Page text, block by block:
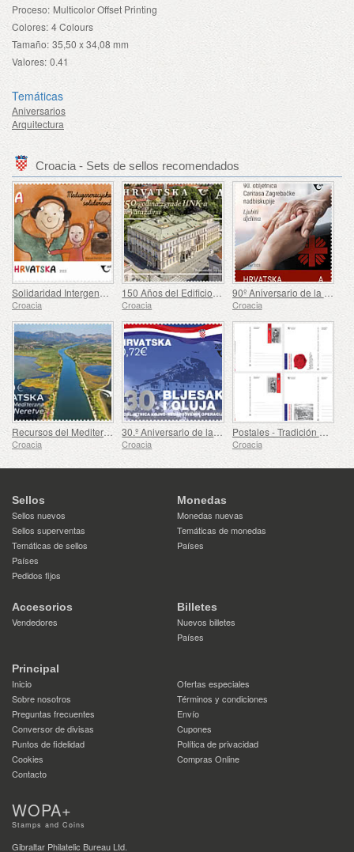
Proceso: Multicolor Offset Printing
Colores: 4 Colours
Tamaño: 35,50 x 34,08 mm
Valores: 0.41
Temáticas
Aniversarios
Arquitectura
Croacia - Sets de sellos recomendados
Solidaridad Intergeneracional (C)
Croacia
150 Años del Edificio del Teatro Nacional de Croacia en Varazdin
Croacia
90º Aniversario de la Creación de Cáritas de la Arquidiócesis de Zagreb (C)
Croacia
Recursos del Mediterráneo - El Delta del Neretva (C)
Croacia
30.º Aniversario de las Operaciones Militares y Policiales Flash and Storm (C)
Croacia
Postales - Tradición Militar Croata
Croacia
Sellos
Sellos nuevos
Sellos superventas
Temáticas de sellos
Países
Pedidos fijos
Monedas
Monedas nuevas
Temáticas de monedas
Países
Accesorios
Vendedores
Billetes
Nuevos billetes
Países
Principal
Inicio
Ofertas especiales
Sobre nosotros
Términos y condiciones
Preguntas frecuentes
Envío
Conversor de divisas
Cupones
Puntos de fidelidad
Política de privacidad
Cookies
Compras Online
Contacto
WOPA+
Stamps and Coins
Gibraltar Philatelic Bureau Ltd.